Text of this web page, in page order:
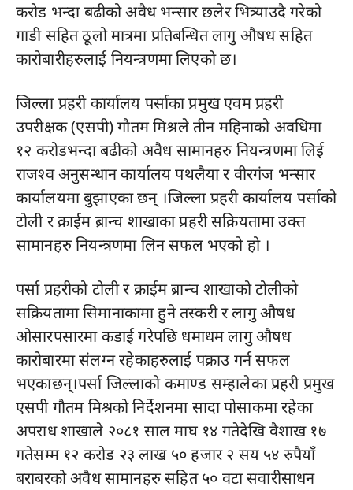
करोड भन्दा बढीको अवैध भन्सार छलेर भित्र्याउदै गरेको
गाडी सहित ठूलो मात्रमा प्रतिबन्धित लागु औषध सहित
कारोबारीहरुलाई नियन्त्रणमा लिएको छ।
जिल्ला प्रहरी कार्यालय पर्साका प्रमुख एवम प्रहरी
उपरीक्षक (एसपी) गौतम मिश्रले तीन महिनाको अवधिमा
१२ करोडभन्दा बढीको अवैध सामानहरु नियन्त्रणमा लिई
राजश्व अनुसन्धान कार्यालय पथलैया र वीरगंज भन्सार
कार्यालयमा बुझाएका छन् ।जिल्ला प्रहरी कार्यालय पर्साको
टोली र क्राईम ब्रान्च शाखाका प्रहरी सक्रियतामा उक्त
सामानहरु नियन्त्रणमा लिन सफल भएको हो ।
पर्सा प्रहरीको टोली र क्राईम ब्रान्च शाखाको टोलीको
सक्रियतामा सिमानाकामा हुने तस्करी र लागु औषध
ओसारपसारमा कडाई गरेपछि धमाधम लागु औषध
कारोबारमा संलग्न रहेकाहरुलाई पक्राउ गर्न सफल
भएकाछन्।पर्सा जिल्लाको कमाण्ड सम्हालेका प्रहरी प्रमुख
एसपी गौतम मिश्रको निर्देशनमा सादा पोसाकमा रहेका
अपराध शाखाले २०८१ साल माघ १४ गतेदेखि वैशाख १७
गतेसम्म १२ करोड २३ लाख ५० हजार २ सय ५४ रुपैयाँ
बराबरको अवैध सामानहरु सहित ५० वटा सवारीसाधन